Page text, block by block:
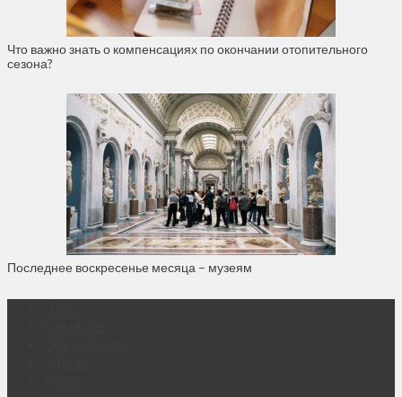
Что важно знать о компенсациях по окончании отопительного
сезона?
Последнее воскресенье месяца – музеям